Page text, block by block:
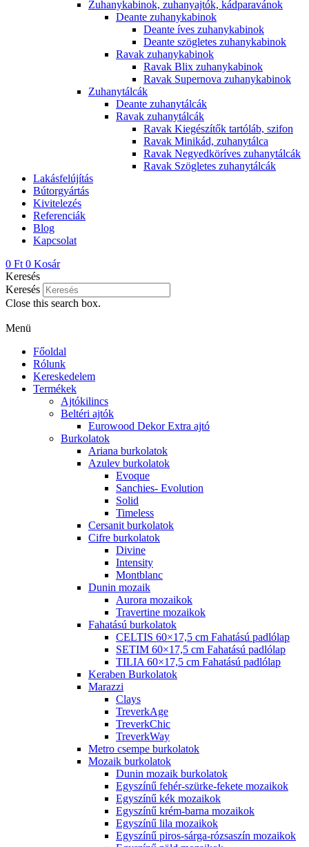
Zuhanykabinok, zuhanyajtók, kádparavánok
Deante zuhanykabinok
Deante íves zuhanykabinok
Deante szögletes zuhanykabinok
Ravak zuhanykabinok
Ravak Blix zuhanykabinok
Ravak Supernova zuhanykabinok
Zuhanytálcák
Deante zuhanytálcák
Ravak zuhanytálcák
Ravak Kiegészítők tartóláb, szifon
Ravak Minikád, zuhanytálca
Ravak Negyedköríves zuhanytálcák
Ravak Szögletes zuhanytálcák
Lakásfelújítás
Bútorgyártás
Kivitelezés
Referenciák
Blog
Kapcsolat
0 Ft 0 Kosár
Keresés
Keresés
Close this search box.
Menü
Főoldal
Rólunk
Kereskedelem
Termékek
Ajtókilincs
Beltéri ajtók
Eurowood Dekor Extra ajtó
Burkolatok
Ariana burkolatok
Azulev burkolatok
Evoque
Sanchies- Evolution
Solid
Timeless
Cersanit burkolatok
Cifre burkolatok
Divine
Intensity
Montblanc
Dunin mozaik
Aurora mozaikok
Travertine mozaikok
Fahatású burkolatok
CELTIS 60×17,5 cm Fahatású padlólap
SETIM 60×17,5 cm Fahatású padlólap
TILIA 60×17,5 cm Fahatású padlólap
Keraben Burkolatok
Marazzi
Clays
TreverkAge
TreverkChic
TreverkWay
Metro csempe burkolatok
Mozaik burkolatok
Dunin mozaik burkolatok
Egyszínű fehér-szürke-fekete mozaikok
Egyszínű kék mozaikok
Egyszínű krém-barna mozaikok
Egyszínű lila mozaikok
Egyszínű piros-sárga-rózsaszín mozaikok